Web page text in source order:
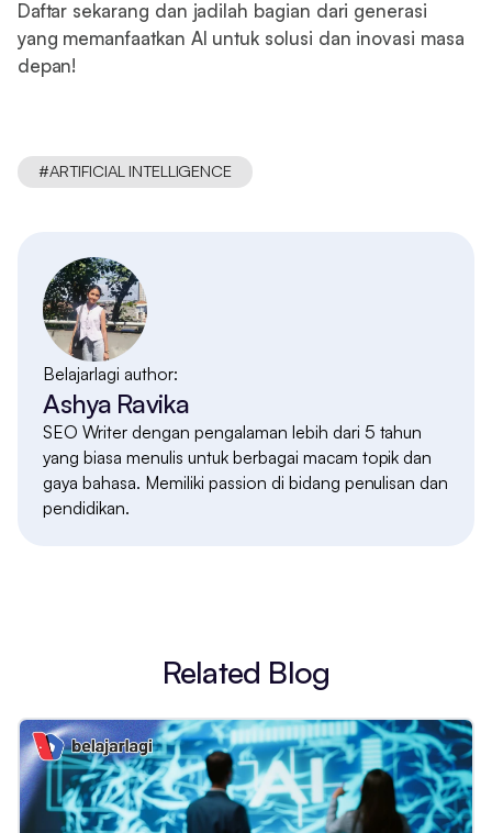
Daftar sekarang dan jadilah bagian dari generasi
yang memanfaatkan AI untuk solusi dan inovasi masa
depan!
#ARTIFICIAL INTELLIGENCE
Belajarlagi author:
Ashya Ravika
SEO Writer dengan pengalaman lebih dari 5 tahun
yang biasa menulis untuk berbagai macam topik dan
gaya bahasa. Memiliki passion di bidang penulisan dan
pendidikan.
Related Blog